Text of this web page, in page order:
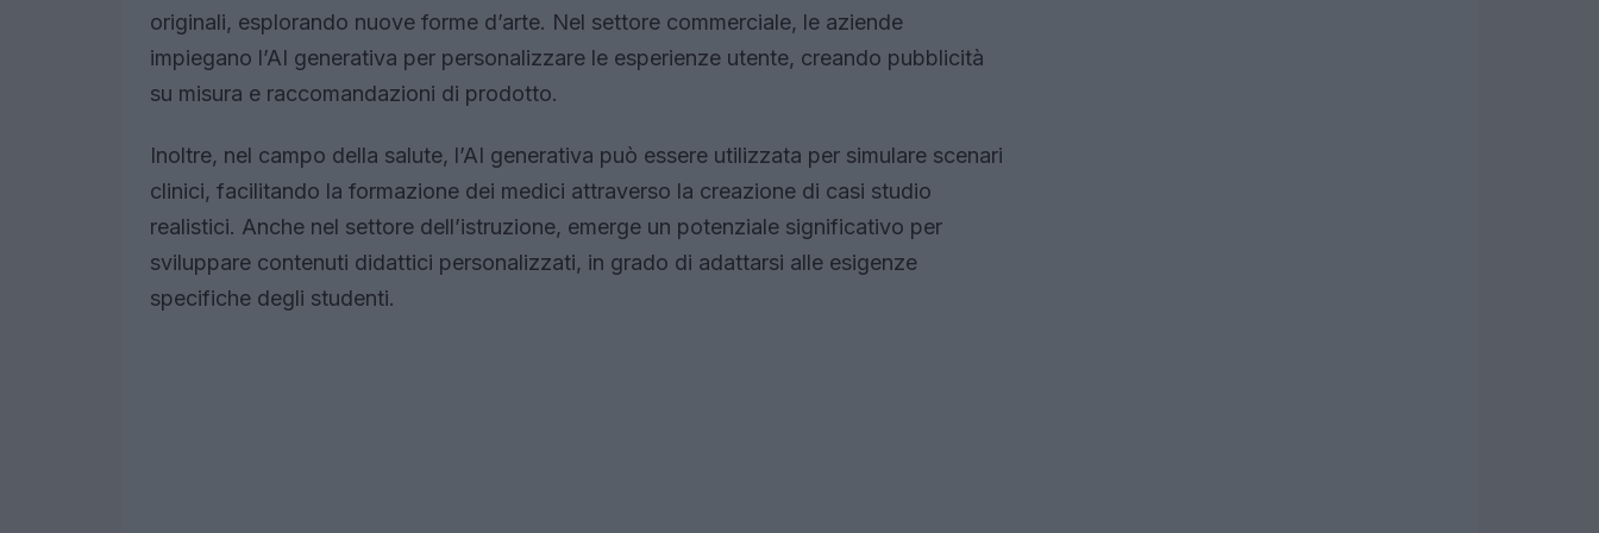
originali, esplorando nuove forme d’arte. Nel settore commerciale, le aziende
impiegano l’AI generativa per personalizzare le esperienze utente, creando pubblicità
su misura e raccomandazioni di prodotto.
Inoltre, nel campo della salute, l’AI generativa può essere utilizzata per simulare scenari
clinici, facilitando la formazione dei medici attraverso la creazione di casi studio
realistici. Anche nel settore dell’istruzione, emerge un potenziale significativo per
sviluppare contenuti didattici personalizzati, in grado di adattarsi alle esigenze
specifiche degli studenti.